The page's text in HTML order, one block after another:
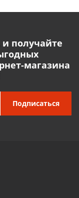
получайте
магазина